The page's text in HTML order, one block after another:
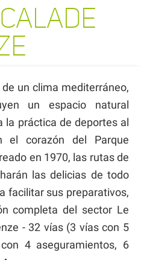
un clima mediterráneo,
un espacio natural
la práctica de deportes al
el corazón del Parque
en 1970, las rutas de
las delicias de todo
facilitar sus preparativos,
completa del sector Le
- 32 vías (3 vías con 5
4 aseguramientos, 6